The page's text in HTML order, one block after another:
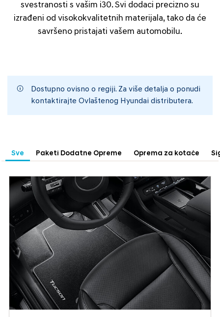
svestranosti s vašim i30. Svi dodaci precizno su
izrađeni od visokokvalitetnih materijala, tako da će
savršeno pristajati vašem automobilu.
Dostupno ovisno o regiji. Za više detalja o ponudi
kontaktirajte Ovlaštenog Hyundai distributera.
Sve Paketi Dodatne Opreme Oprema za kotače